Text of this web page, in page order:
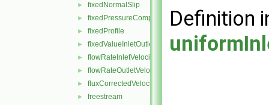
► fixedNormalSlip
► fixedPressureCompressibleDensity
► fixedProfile
► fixedValueInletOutlet
► flowRateInletVelocity
► flowRateOutletVelocity
► fluxCorrectedVelocity
► freestream
Definition